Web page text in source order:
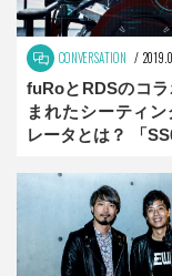
CONVERSATION
fuRoとRDSのコ
まれたシーティン
レータとは？ 「